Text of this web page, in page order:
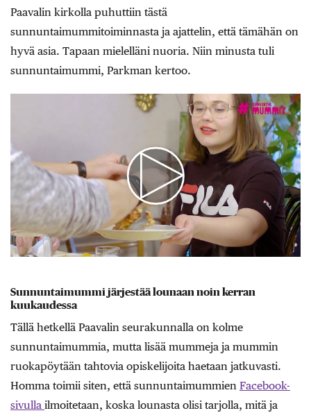
Paavalin kirkolla puhuttiin tästä
sunnuntaimummitoiminnasta ja ajattelin, että tämähän on
hyvä asia. Tapaan mielelläni nuoria. Niin minusta tuli
sunnuntaimummi, Parkman kertoo.
Sunnuntaimummi järjestää lounaan noin kerran
kuukaudessa
Tällä hetkellä Paavalin seurakunnalla on kolme
sunnuntaimummia, mutta lisää mummeja ja mummin
ruokapöytään tahtovia opiskelijoita haetaan jatkuvasti.
Homma toimii siten, että sunnuntaimummien Facebook-
sivulla ilmoitetaan, koska lounasta olisi tarjolla, mitä ja